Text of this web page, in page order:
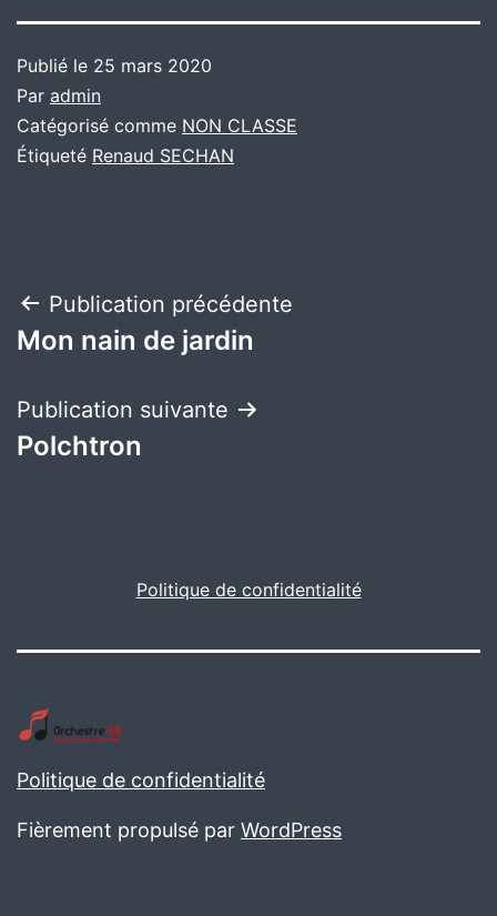
Publié le 25 mars 2020
Par admin
Catégorisé comme NON CLASSE
Étiqueté Renaud SECHAN
Navigation
de
l’article
Publication précédente
Mon nain de jardin
Publication suivante
Polchtron
Politique de confidentialité
Politique de confidentialité
Fièrement propulsé par WordPress